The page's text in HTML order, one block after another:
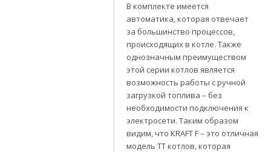
В комплекте имеется
автоматика, которая отвечает
за большинство процессов,
происходящих в котле. Также
однозначным преимуществом
этой серии котлов является
возможность работы с ручной
загрузкой топлива – без
необходимости подключения к
электросети. Таким образом
видим, что KRAFT F – это отличная
модель ТТ котлов, которая